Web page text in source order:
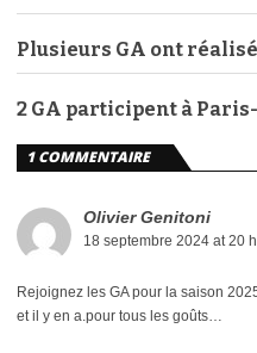
Plusieurs GA ont
2 GA participent à
1 COMMENTAIRE
Olivier Genitoni
18 septembre 2024 at 20
Rejoignez les GA pour la saison
et il y en a.pour tous les goûts…